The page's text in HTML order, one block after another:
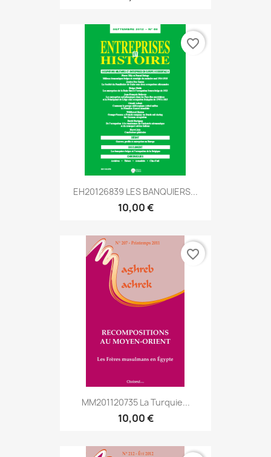
EH20126839 LES BANQUIERS...
10,00 €
favorite_border
MM201120735 La Turquie...
10,00 €
favorite_border